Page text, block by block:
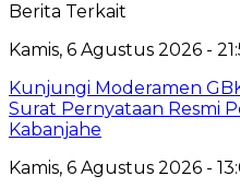
Berita Terkait
Kamis, 6 Agustus 2026 -
Kunjungi Moderamen
Surat Pernyataan Resmi
Kabanjahe
Kamis, 6 Agustus 2026 -